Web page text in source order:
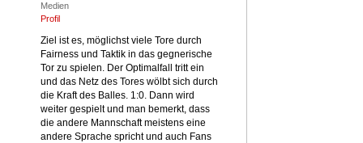
Medien
Profil
Ziel ist es, möglichst viele Tore durch
Fairness und Taktik in das gegnerische
Tor zu spielen. Der Optimalfall tritt ein
und das Netz des Tores wölbt sich durch
die Kraft des Balles. 1:0. Dann wird
weiter gespielt und man bemerkt, dass
die andere Mannschaft meistens eine
andere Sprache spricht und auch Fans